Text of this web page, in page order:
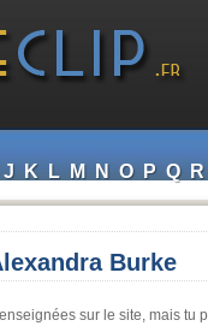
J K L M N O P Q R
Burke
sur le site, mais tu